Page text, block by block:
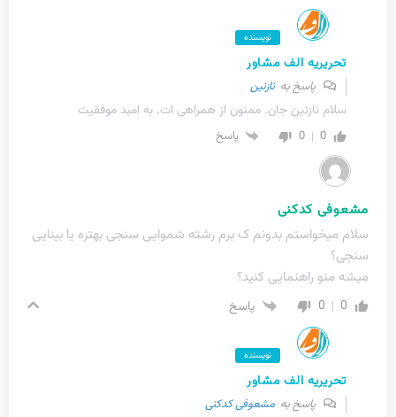
نویسنده
تحریریه الف مشاور
پاسخ به نازنین
سلام نازنین جان. ممنون از همراهی ات. به امید موفقیت
0
0 پاسخ
مشعوفی کدکنی
سلام میخواستم بدونم ک برم رشته شموایی سنجی بهتره یا بینایی
سنجی؟
میشه منو راهنمایی کنید؟
0
0 پاسخ
نویسنده
تحریریه الف مشاور
پاسخ به مشعوفی کدکنی